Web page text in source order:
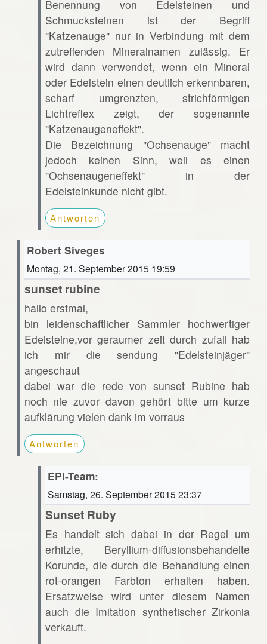
Benennung von Edelsteinen und
Schmucksteinen ist der Begriff
"Katzenauge" nur in Verbindung mit dem
zutreffenden Mineralnamen zulässig. Er
wird dann verwendet, wenn ein Mineral
oder Edelstein einen deutlich erkennbaren,
scharf umgrenzten, strichförmigen
Lichtreflex zeigt, der sogenannte
"Katzenaugeneffekt".
Die Bezeichnung "Ochsenauge" macht
jedoch keinen Sinn, weil es einen
"Ochsenaugeneffekt" in der
Edelsteinkunde nicht gibt.
Antworten
Robert Siveges
Montag, 21. September 2015 19:59
sunset rubine
hallo erstmal,
bin leidenschaftlicher Sammler hochwertiger
Edelsteine,vor geraumer zeit durch zufall hab
ich mir die sendung "Edelsteinjäger"
angeschaut
dabei war die rede von sunset Rubine hab
noch nie zuvor davon gehört bitte um kurze
aufklärung vielen dank im vorraus
Antworten
EPI-Team:
Samstag, 26. September 2015 23:37
Sunset Ruby
Es handelt sich dabei in der Regel um
erhitzte, Beryllium-diffusionsbehandelte
Korunde, die durch die Behandlung einen
rot-orangen Farbton erhalten haben.
Ersatzweise wird unter diesem Namen
auch die Imitation synthetischer Zirkonia
verkauft.